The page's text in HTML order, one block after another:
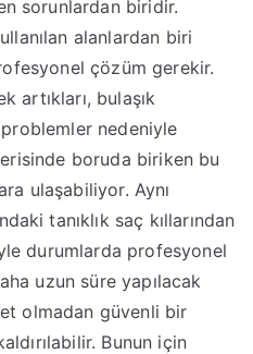
sorunlardan biridir.
alanlardan biri
çözüm gerekir.
artıkları, bulaşık
nedeniyle
boruda biriken bu
ulaşabiliyor. Aynı
tanıklık saç kıllarından
durumlarda profesyonel
uzun süre yapılacak
olmadan güvenli bir
Bunun için